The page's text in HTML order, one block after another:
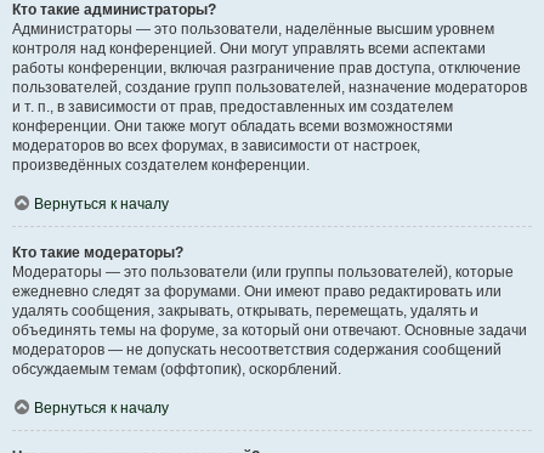
Кто такие администраторы?
Администраторы — это пользователи, наделённые высшим уровнем
контроля над конференцией. Они могут управлять всеми аспектами
работы конференции, включая разграничение прав доступа, отключение
пользователей, создание групп пользователей, назначение модераторов
и т. п., в зависимости от прав, предоставленных им создателем
конференции. Они также могут обладать всеми возможностями
модераторов во всех форумах, в зависимости от настроек,
произведённых создателем конференции.
Вернуться к началу
Кто такие модераторы?
Модераторы — это пользователи (или группы пользователей), которые
ежедневно следят за форумами. Они имеют право редактировать или
удалять сообщения, закрывать, открывать, перемещать, удалять и
объединять темы на форуме, за который они отвечают. Основные задачи
модераторов — не допускать несоответствия содержания сообщений
обсуждаемым темам (оффтопик), оскорблений.
Вернуться к началу